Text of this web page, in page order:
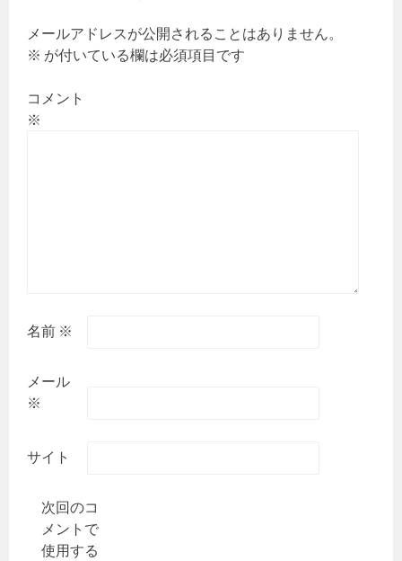
メールアドレスが公開されることはありません。
※ が付いている欄は必須項目です
コメント
※
名前 ※
メール
※
サイト
次回のコ
メントで
使用する